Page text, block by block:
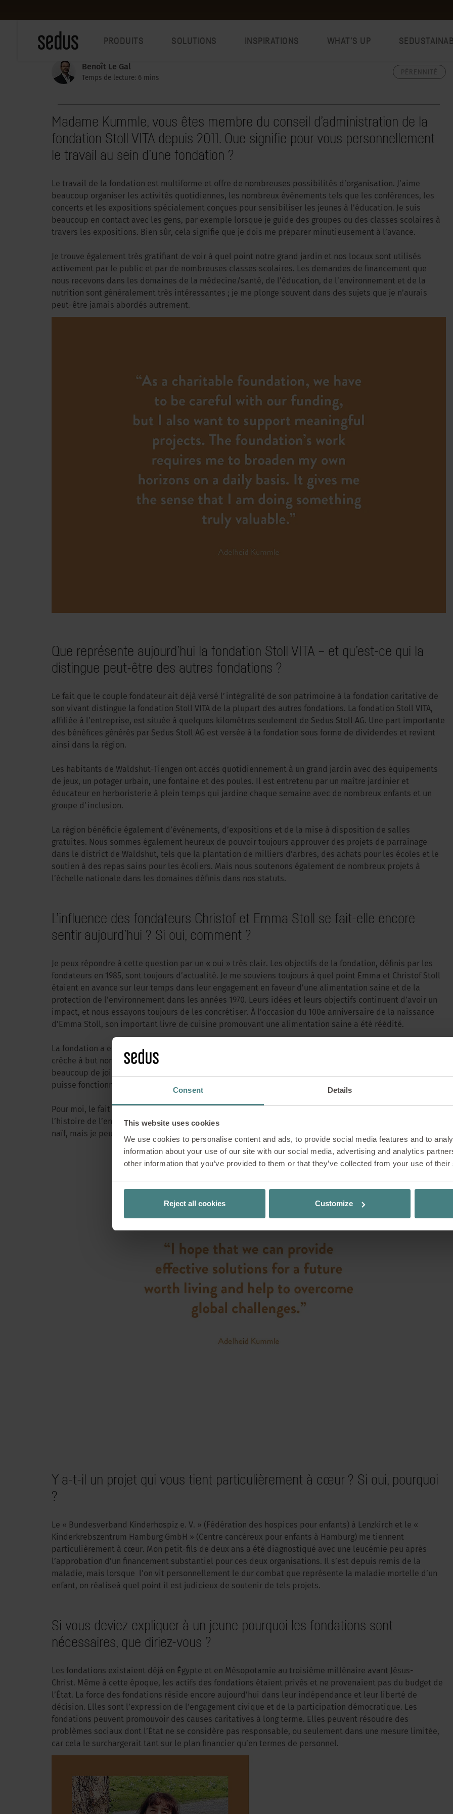
Consent Details
This website uses cookies
We use cookies to personalise content and ads, to provide social media features and to
information about your use of our site with our social media, advertising and analytics
other information that you’ve provided to them or that they’ve collected from your use of
Reject all cookies Customize
PRODUITS SOLUTIONS INSPIRATIONS WHAT’S UP
Un engagement
l’héritage d’un couple fondateur visionnaire ? En transposant
monde d’aujourd’hui sans perdre de vue les défis de demain.
membre du conseil d’administration de la Fondation Stoll VITA,
jour tout son cœur, sa vision et ses compétences
mission. Dans cette interview, elle parle de ses motivations
du travail de la fondation et des projets qui lui tiennent
Benoît Le Gal
Temps de lecture: 6 mins
Madame Kummle, vous êtes membre du conseil d’administration de la
fondation Stoll VITA depuis 2011. Que signifie pour vous personnellement
le travail au sein d’une fondation ?
Le travail de la fondation est multiforme et offre de nombreuses possibilités d’organisation. J’aime
beaucoup organiser les activités quotidiennes, les nombreux événements tels que les conférences, les
concerts et les expositions spécialement conçues pour sensibiliser les jeunes à l’éducation. Je suis
beaucoup en contact avec les gens, par exemple lorsque je guide des groupes ou des classes scolaires à
travers les expositions. Bien sûr, cela signifie que je dois me préparer minutieusement à l’avance.
Je trouve également très gratifiant de voir à quel point notre grand jardin et nos locaux sont utilisés
activement par le public et par de nombreuses classes scolaires. Les demandes de financement que
nous recevons dans les domaines de la médecine/santé, de l’éducation, de l’environnement et de la
nutrition sont généralement très intéressantes ; je me plonge souvent dans des sujets que je n’aurais
peut-être jamais abordés autrement.
Que représente aujourd’hui la fondation Stoll VITA – et qu’est-ce qui la
distingue peut-être des autres fondations ?
Le fait que le couple fondateur ait déjà versé l’intégralité de son patrimoine à la fondation caritative de
son vivant distingue la fondation Stoll VITA de la plupart des autres fondations. La fondation Stoll VITA,
affiliée à l’entreprise, est située à quelques kilomètres seulement de Sedus Stoll AG. Une part importante
des bénéfices générés par Sedus Stoll AG est versée à la fondation sous forme de dividendes et revient
ainsi dans la région.
Les habitants de Waldshut-Tiengen ont accès quotidiennement à un grand jardin avec des équipements
de jeux, un potager urbain, une fontaine et des poules. Il est entretenu par un maître jardinier et
éducateur en herboristerie à plein temps qui jardine chaque semaine avec de nombreux enfants et un
groupe d’inclusion.
La région bénéficie également d’événements, d’expositions et de la mise à disposition de salles
gratuites. Nous sommes également heureux de pouvoir toujours approuver des projets de parrainage
dans le district de Waldshut, tels que la plantation de milliers d’arbres, des achats pour les écoles et le
soutien à des repas sains pour les écoliers. Mais nous soutenons également de nombreux projets à
l’échelle nationale dans les domaines définis dans nos statuts.
L’influence des fondateurs Christof et Emma Stoll se fait-elle encore
sentir aujourd’hui ? Si oui, comment ?
Je peux répondre à cette question par un « oui » très clair. Les objectifs de la fondation, définis par les
fondateurs en 1985, sont toujours d’actualité. Je me souviens toujours à quel point Emma et Christof Stoll
étaient en avance sur leur temps dans leur engagement en faveur d’une alimentation saine et de la
protection de l’environnement dans les années 1970. Leurs idées et leurs objectifs continuent d’avoir un
impact, et nous essayons toujours de les concrétiser. À l’occasion du 100e anniversaire de la naissance
d’Emma Stoll, son important livre de cuisine promouvant une alimentation saine a été réédité.
La fondation a entièrement rénové et transformé la maison d’Emma et Christof Stoll, puis l’a louée à une
crèche à but non lucratif. Nous sommes convaincus que le couple aurait accueilli cette initiative avec
beaucoup de joie. Nous avons également créé les conditions nécessaires pour qu’une crèche publique
puisse fonctionner dans les locaux de notre fondation.
Pour moi, le fait que les locaux de la fondation se trouvent sur le site où Christof Stoll est né et où
l’histoire de l’entreprise Sedus Stoll AG a commencé joue également un rôle. Cela peut sembler un peu
naïf, mais je peux affirmer avec certitude : « L’esprit d’Emma et Christof Stoll est toujours présent ! »
Y a-t-il un projet qui vous tient particulièrement à cœur ? Si oui, pourquoi
?
Le « Bundesverband Kinderhospiz e. V. » (Fédération des hospices pour enfants) à Lenzkirch et le «
Kinderkrebszentrum Hamburg GmbH » (Centre cancéreux pour enfants à Hamburg) me tiennent
particulièrement à cœur. Mon petit-fils de deux ans a été diagnostiqué avec une leucémie peu après
l’approbation d’un financement substantiel pour ces deux organisations. Il s’est depuis remis de la
maladie, mais lorsque l’on vit personnellement le dur combat que représente la maladie mortelle d’un
enfant, on réaliseà quel point il est judicieux de soutenir de tels projets.
Si vous deviez expliquer à un jeune pourquoi les fondations sont
nécessaires, que diriez-vous ?
Les fondations existaient déjà en Égypte et en Mésopotamie au troisième millénaire avant Jésus-
Christ. Même à cette époque, les actifs des fondations étaient privés et ne provenaient pas du budget de
l’État. La force des fondations réside encore aujourd’hui dans leur indépendance et leur liberté de
décision. Elles sont l’expression de l’engagement civique et de la participation démocratique. Les
fondations peuvent promouvoir des causes caritatives à long terme. Elles peuvent résoudre des
problèmes sociaux dont l’État ne se considère pas responsable, ou seulement dans une mesure limitée,
car cela le surchargerait tant sur le plan financier qu’en termes de personnel.